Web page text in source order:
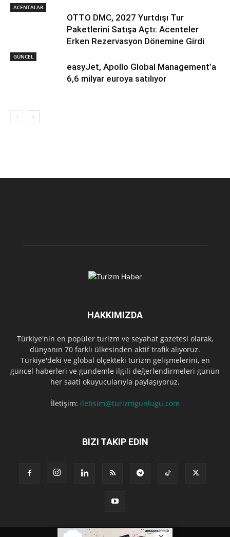
ACENTALAR
OTTO DMC, 2027 Yurtdışı Tur
Paketlerini Satışa Açtı: Acenteler
Erken Rezervasyon Dönemine Girdi
GÜNCEL
easyJet, Apollo Global Management’a
6,6 milyar euroya satılıyor
HAKKIMIZDA
Türkiye'nin en popüler turizm ve seyahat gazetesi olarak,
dünyanın 70 farklı ülkesinden aktif trafik alıyoruz.
Türkiye'deki ve global ölçekteki turizm gelişmelerini, en
güncel haberleri ve gündemle ilgili değerlendirmeleri günün
her saati okuyucularıyla paylaşıyoruz.
İletişim: iletisim@turizmgunlugu.com
BIZI TAKIP EDIN